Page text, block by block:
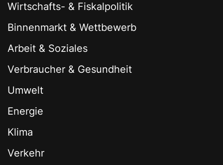
Wirtschafts- & Fiskalpolitik
Binnenmarkt & Wettbewerb
Arbeit & Soziales
Verbraucher & Gesundheit
Umwelt
Energie
Klima
Verkehr